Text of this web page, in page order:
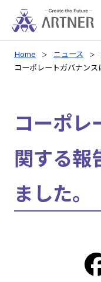
Home ニュース
コーポレートガバナンス
コーポレ
関する報
ました。